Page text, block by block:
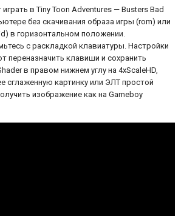
в Tiny Toon Adventures — Busters Bad
без скачивания образа игры (rom) или
в горизонтальном положении.
с раскладкой клавиатуры. Настройки
переназначить клавиши и сохранить
в правом нижнем углу на 4xScaleHD,
сглаженную картинку или ЭЛТ простой
изображение как на Gameboy